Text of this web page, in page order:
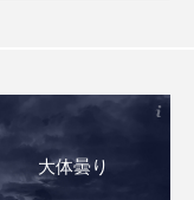
大体曇り